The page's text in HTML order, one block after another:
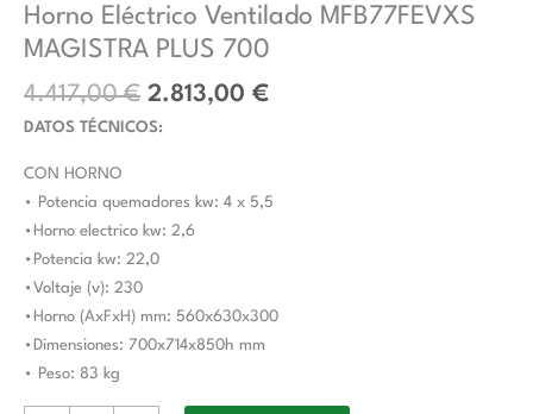
Horno Eléctrico Ventilado MFB77FEVXS
MAGISTRA PLUS 700
4.417,00€ 2.813,00 €
DATOS TÉCNICOS:
CON HORNO
• Potencia quemadores kw: 4 x 5,5
•Horno electrico kw: 2,6
•Potencia kw: 22,0
•Voltaje (v): 230
•Horno (AxFxH) mm: 560x630x300
•Dimensiones: 700x714x850h mm
• Peso: 83 kg
4x5,5
Kw
Horno
Eléctrico
cantidad